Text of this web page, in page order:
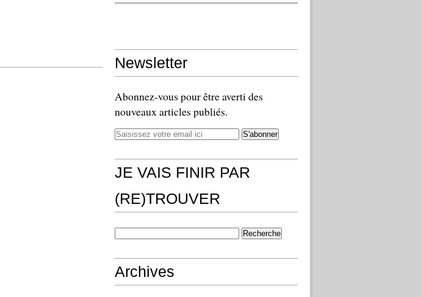
Newsletter
Abonnez-vous pour être averti des
nouveaux articles publiés.
JE VAIS FINIR PAR
(RE)TROUVER
Archives